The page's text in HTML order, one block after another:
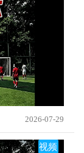
2026-07-29
视频